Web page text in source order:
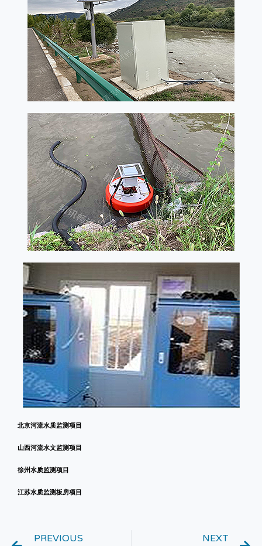
北京河流水质监测项目
山西河流水文监测项目
徐州水质监测项目
江苏水质监测板房项目
PREVIOUS NEXT